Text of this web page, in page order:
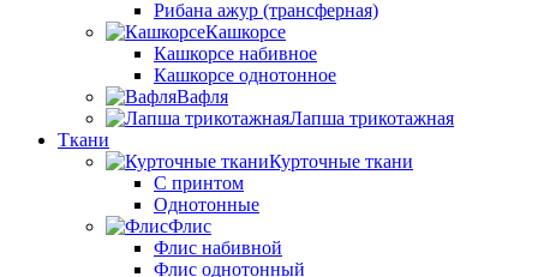
Рибана ажур (трансферная)
Кашкорсе
Кашкорсе набивное
Кашкорсе однотонное
Вафля
Лапша трикотажная
Ткани
Курточные ткани
С принтом
Однотонные
Флис
Флис набивной
Флис однотонный